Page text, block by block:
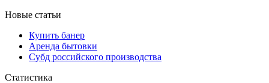
Новые статьи
Купить банер
Аренда бытовки
Субд российского производства
Статистика